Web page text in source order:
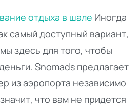
отдыха в шале Иногда
самый доступный вариант,
здесь для того, чтобы
Snomads предлагает
из аэропорта независимо
что вам не придется